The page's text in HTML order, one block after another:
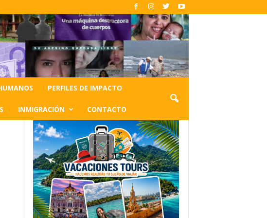
PERFILES DE IMPACTO
INMIGRACIÓN CONTACTO